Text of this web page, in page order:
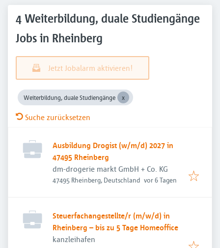
4 Weiterbildung, duale Studiengänge
Jobs in Rheinberg
Jetzt Jobalarm aktivieren!
Weiterbildung, duale Studiengänge
Suche zurücksetzen
Ausbildung Drogist (w/m/d) 2027 in
47495 Rheinberg
dm-drogerie markt GmbH + Co. KG
47495 Rheinberg, Deutschland Veröffentlicht
vor 6 Tagen
Steuerfachangestellte/r (m/w/d) in
Rheinberg – bis zu 5 Tage Homeoffice
kanzleihafen